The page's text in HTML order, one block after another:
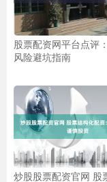
股票配资网平台点评
风险避坑指南
炒股股票配资官网 股